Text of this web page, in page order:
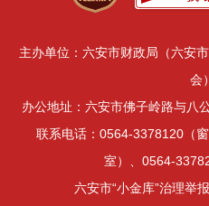
主办单位：六安市财政局（六安
会）
办公地址：六安市佛子岭路与八
联系电话：0564-3378120（
室）、0564-
六安市“小金库”治理举